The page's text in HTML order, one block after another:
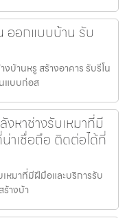
ออกแบบบ้าน รับ
บ้านหรู สร้างอาคาร รับรีโน
แบบก่อส
หาช่างรับเหมาที่มี
าเชื่อถือ ติดต่อได้ที่
หมาที่มีฝีมือและบริการรับ
างบ้า